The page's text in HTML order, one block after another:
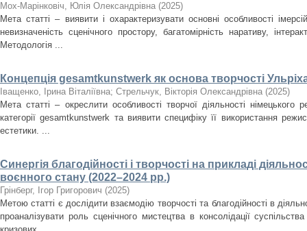
Мох-Марінковіч, Юлія Олександрівна (2025)
Мета статті – виявити і охарактеризувати основні особливості
невизначеність сценічного простору, багатомірність наративу,
Методологія ...
Концепція gesamtkunstwerk як основа творчості
Іващенко, Ірина Віталіївна; Стрельчук, Вікторія Олександрівна (2025)
Мета статті – окреслити особливості творчої діяльності
категорії gesamtkunstwerk та виявити специфіку її використання
естетики. ...
Синергія благодійності і творчості на прикладі
воєнного стану (2022–2024 рр.)
Грінберг, Ігор Григорович (2025)
Метою статті є дослідити взаємодію творчості та благодійності в
проаналізувати роль сценічного мистецтва в консолідації